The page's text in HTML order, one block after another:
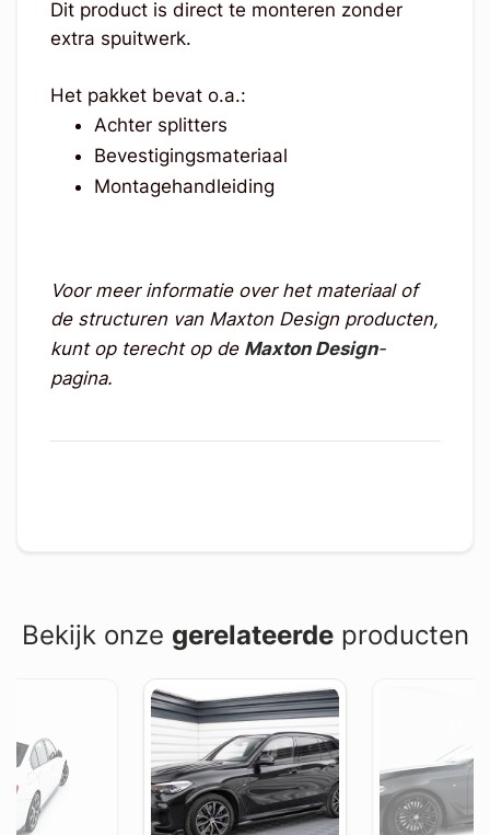
Dit product is direct te monteren zonder
extra spuitwerk.
Het pakket bevat o.a.:
Achter splitters
Bevestigingsmateriaal
Montagehandleiding
Voor meer informatie over het materiaal of
de structuren van Maxton Design producten,
kunt op terecht op de Maxton Design-
pagina.
Bekijk onze gerelateerdeproducten